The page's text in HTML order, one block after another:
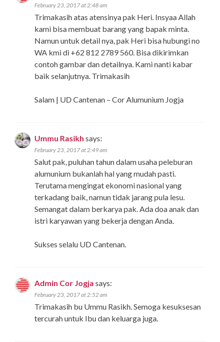
February 23, 2017 at 2:48 am
Trimakasih atas atensinya pak Heri. Insyaa Allah
kami bisa membuat barang yang bapak minta.
Namun untuk detail nya, pak Heri bisa hubungi no
WA kmi di +62 812 2789 560. Bisa dikirimkan
contoh gambar dan detailnya. Kami nanti kabar
baik selanjutnya. Trimakasih
Salam | UD Cantenan – Cor Alumunium Jogja
Ummu Rasikh says:
February 23, 2017 at 2:49 am
Salut pak, puluhan tahun dalam usaha peleburan
alumunium bukanlah hal yang mudah pasti.
Terutama mengingat ekonomi nasional yang
terkadang baik, namun tidak jarang pula lesu.
Semangat dalam berkarya pak. Ada doa anak dan
istri karyawan yang bekerja dengan Anda.
Sukses selalu UD Cantenan.
Admin Cor Jogja says:
February 23, 2017 at 2:52 am
Trimakasih bu Ummu Rasikh. Semoga kesuksesan
tercurah untuk Ibu dan keluarga juga.